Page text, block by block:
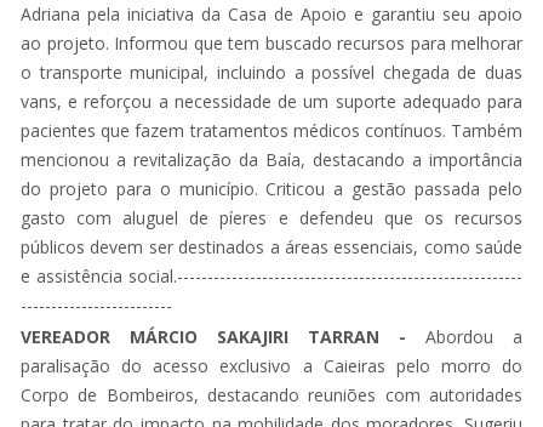
Adriana pela iniciativa da Casa de Apoio e garantiu seu apoio
ao projeto. Informou que tem buscado recursos para melhorar
o transporte municipal, incluindo a possível chegada de duas
vans, e reforçou a necessidade de um suporte adequado para
pacientes que fazem tratamentos médicos contínuos. Também
mencionou a revitalização da Baía, destacando a importância
do projeto para o município. Criticou a gestão passada pelo
gasto com aluguel de píeres e defendeu que os recursos
públicos devem ser destinados a áreas essenciais, como saúde
e assistência social.---------------------------------------------------------
-------------------------
VEREADOR
MÁRCIO SAKAJIRI TARRAN - Abordou a
paralisação do acesso exclusivo a Caieiras pelo morro do
Corpo de Bombeiros, destacando reuniões com autoridades